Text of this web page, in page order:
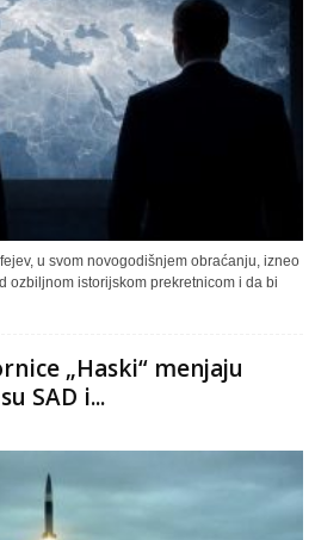
u svom novogodišnjem obraćanju, izneo
ozbiljnom istorijskom prekretnicom i da bi
„Haski“ menjaju
SAD i...